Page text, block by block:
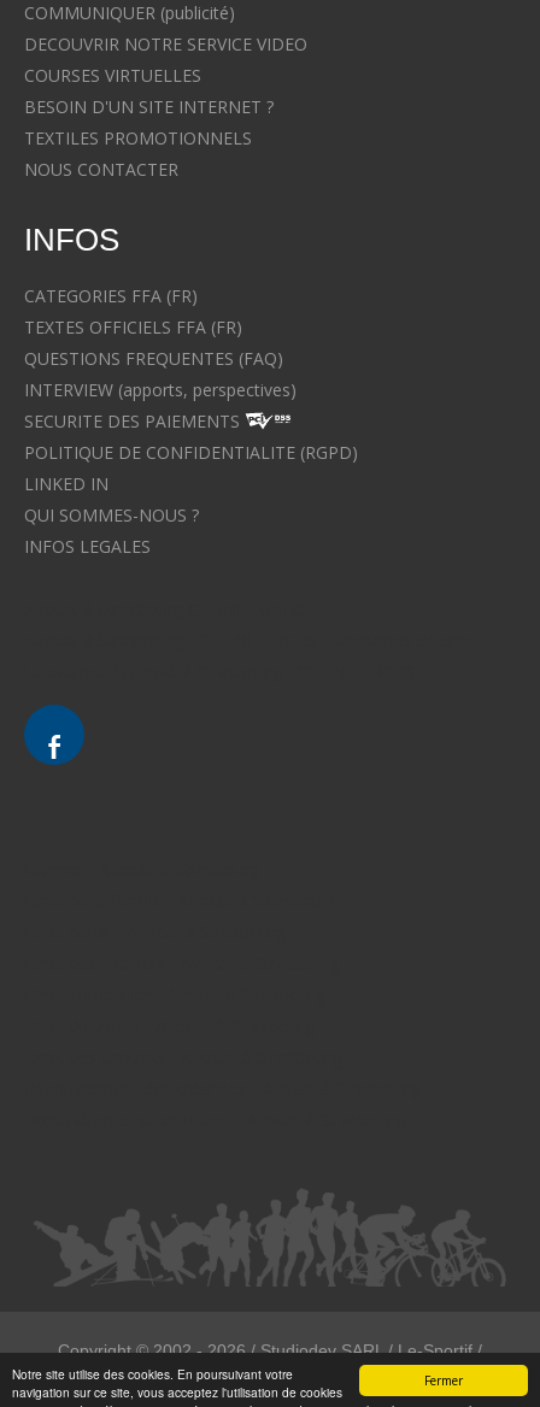
Fermer
Notre site utilise des cookies. En poursuivant votre
navigation sur ce site, vous acceptez l'utilisation de cookies
COMMUNIQUER (publicité)
DECOUVRIR NOTRE SERVICE VIDEO
COURSES VIRTUELLES
BESOIN D'UN SITE INTERNET ?
TEXTILES PROMOTIONNELS
NOUS CONTACTER
INFOS
CATEGORIES FFA (FR)
TEXTES OFFICIELS FFA (FR)
QUESTIONS FREQUENTES (FAQ)
INTERVIEW (apports, perspectives)
SECURITE DES PAIEMENTS
POLITIQUE DE CONFIDENTIALITE (RGPD)
LINKED IN
QUI SOMMES-NOUS ?
INFOS LEGALES
Copyright ©2002 - 2026/ Studiodev SARL / Le-Sportif /
Registration4all